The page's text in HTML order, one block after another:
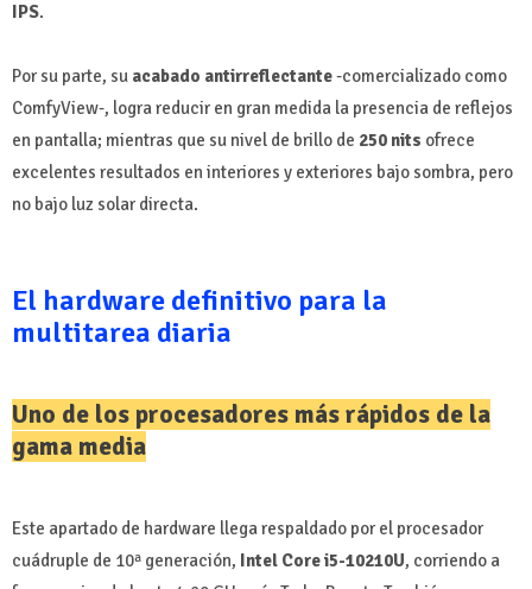
IPS.
Por su parte, su acabado antirreflectante-comercializado como
ComfyView-, logra reducir en gran medida la presencia de reflejos
en pantalla; mientras que su nivel de brillo de 250 nits ofrece
excelentes resultados en interiores y exteriores bajo sombra, pero
no bajo luz solar directa.
El hardware definitivo para la
multitarea diaria
Uno de los procesadores más rápidos de la
gama media
Este apartado de hardware llega respaldado por el procesador
cuádruple de 10ª generación, Intel Core i5-10210U, corriendo a